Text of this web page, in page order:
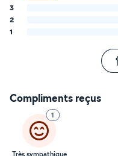
3
2
1
Compliments reçus
1